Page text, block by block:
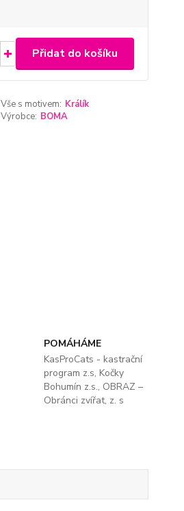
Přidat do košíku
Vše s motivem: Králík
Výrobce: BOMA
POMÁHÁME
KasProCats - kastrační
program z.s, Kočky
Bohumín z.s., OBRAZ –
Obránci zvířat, z. s